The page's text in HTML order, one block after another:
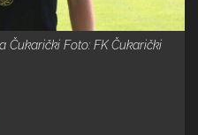
Čukarički Foto: FK Čukarički